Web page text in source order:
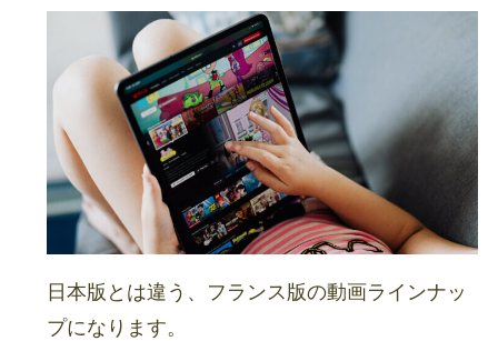
日本版とは違う、フランス版の動画ラインナッ
プになります。